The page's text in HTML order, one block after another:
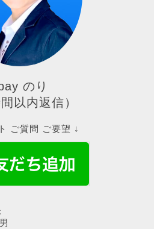
のり
間以内返信）
ご質問 ご要望 ↓